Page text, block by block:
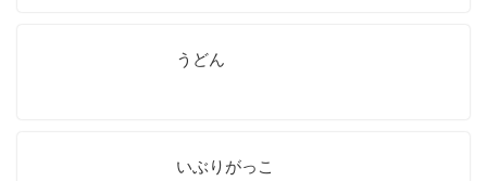
うどん
いぶりがっこ